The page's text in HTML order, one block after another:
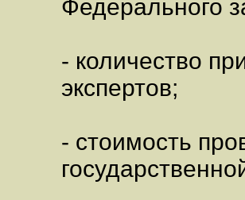
Федерального
- количество
экспертов;
- стоимость